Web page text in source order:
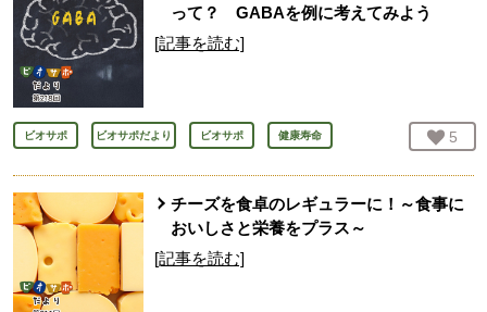
って？ GABAを例に考えてみよう
[記事を読む]
ビオサポ ビオサポだより ビオサポ 健康寿命 お気
5
チーズを食卓のレギュラーに！～食事に
おいしさと栄養をプラス～
[記事を読む]